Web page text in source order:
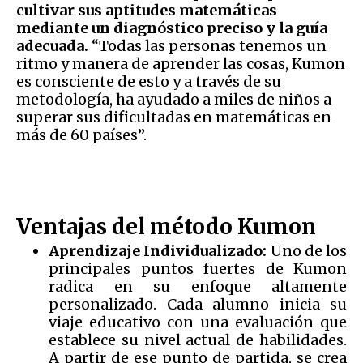
cultivar sus aptitudes matemáticas
mediante un diagnóstico preciso y la guía
adecuada. “Todas las personas tenemos un
ritmo y manera de aprender las cosas, Kumon
es consciente de esto y a través de su
metodología, ha ayudado a miles de niños a
superar sus dificultadas en matemáticas en
más de 60 países”.
Ventajas del método Kumon
Aprendizaje Individualizado: Uno de los
principales puntos fuertes de Kumon
radica en su enfoque altamente
personalizado. Cada alumno inicia su
viaje educativo con una evaluación que
establece su nivel actual de habilidades.
A partir de ese punto de partida, se crea